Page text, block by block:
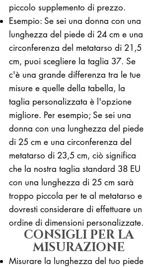
piccolo supplemento di prezzo.
Esempio: Se sei una donna con una
lunghezza del piede di 24 cm e una
circonferenza del metatarso di 21,5
cm, puoi scegliere la taglia 37. Se
c'è una grande differenza tra le tue
misure e quelle della tabella, la
taglia personalizzata è l'opzione
migliore. Per esempio; Se sei una
donna con una lunghezza del piede
di 25 cm e una circonferenza del
metatarso di 23,5 cm, ciò significa
che la nostra taglia standard 38 EU
con una lunghezza di 25 cm sarà
troppo piccola per te al metatarso e
dovresti considerare di effettuare un
ordine di dimensioni personalizzate.
CONSIGLI PER LA
MISURAZIONE
Misurare la lunghezza del tuo piede